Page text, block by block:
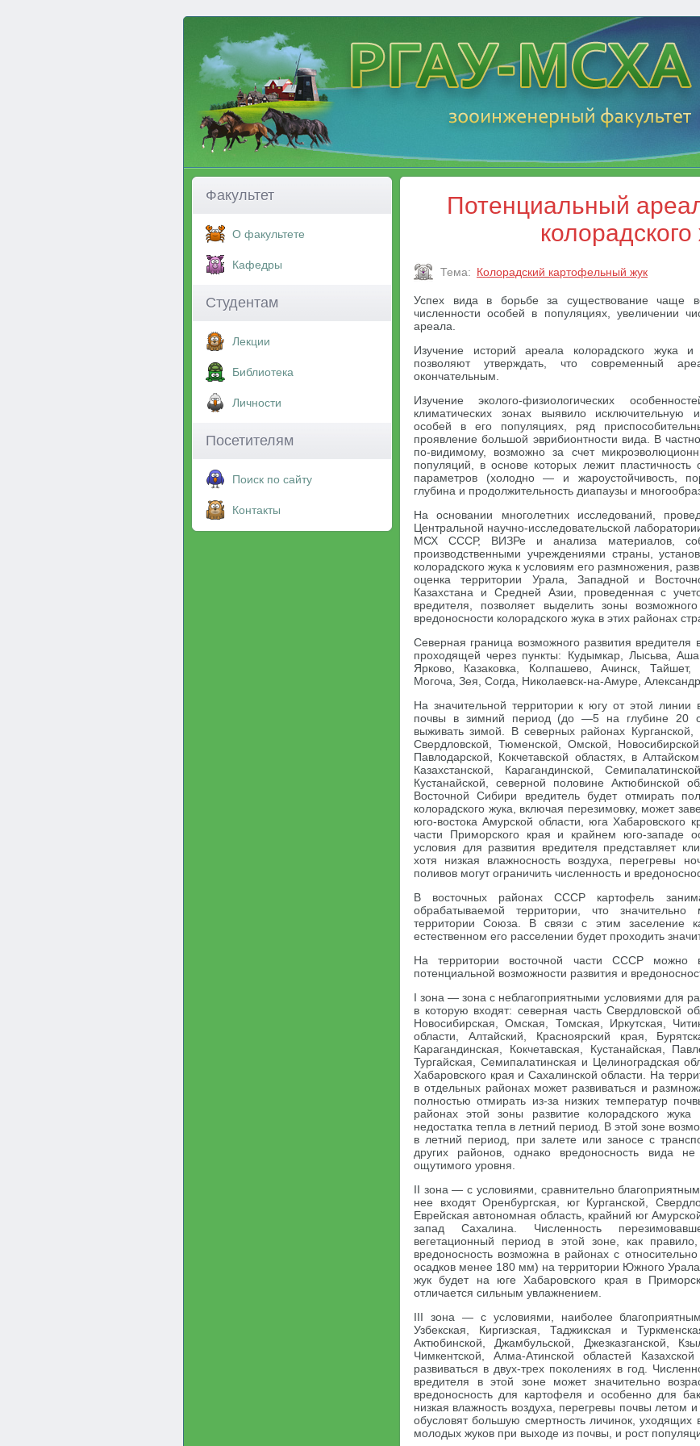
Факультет
О факультете
Кафедры
Студентам
Лекции
Библиотека
Личности
Посетителям
Поиск по сайту
Контакты
Потенциальный
Тема: Колорадский картофельный жук
Успех вида в борьбе за существование чаще
численности особей в популяциях, увеличении
ареала.
Изучение историй ареала колорадского жука
позволяют утверждать, что современный
окончательным.
Изучение эколого-физиологических
климатических зонах выявило исключительную
особей в его популяциях, ряд
проявление большой эврибионтности вида. В
по-видимому, возможно за счет
популяций, в основе которых лежит пластичность
параметров (холодно — и жароустойчивость,
глубина и продолжительность диапаузы и
На основании многолетних исследований,
Центральной научно-исследовательской
МСХ СССР, ВИЗРе и анализа материалов,
производственными учреждениями страны,
колорадского жука к условиям его размножения,
оценка территории Урала, Западной и
Казахстана и Средней Азии, проведенная с
вредителя, позволяет выделить зоны
вредоносности колорадского жука в этих районах
Северная граница возможного развития вредителя
проходящей через пункты: Кудымкар, Лысьва,
Ярково, Казаковка, Колпашево, Ачинск, Тайшет,
Могоча, Зея, Согда, Николаевск-на-Амуре,
На значительной территории к югу от этой
почвы в зимний период (до —5 на глубине 20
выживать зимой. В северных районах
Свердловской, Тюменской, Омской,
Павлодарской, Кокчетавской областях, в
Казахстанской, Карагандинской,
Кустанайской, северной половине Актюбинской
Восточной Сибири вредитель будет отмирать
колорадского жука, включая перезимовку, может
юго-востока Амурской области, юга
части Приморского края и крайнем юго-западе
условия для развития вредителя представляет
хотя низкая влажносность воздуха, перегревы
поливов могут ограничить численность и
В восточных районах СССР картофель
обрабатываемой территории, что
территории Союза. В связи с этим заселение
естественном его расселении будет проходить
На территории восточной части СССР можно
потенциальной возможности развития и
I зона — зона с неблагоприятными условиями для
в которую входят: северная часть Свердловской
Новосибирская, Омская, Томская, Иркутская,
области, Алтайский, Красноярский края,
Карагандинская, Кокчетавская, Кустанайская,
Тургайская, Семипалатинская и Целиноградская
Хабаровского края и Сахалинской области. На
в отдельных районах может развиваться и
полностью отмирать из-за низких температур
районах этой зоны развитие колорадского жука
недостатка тепла в летний период. В этой зоне
в летний период, при залете или заносе с
других районов, однако вредоносность вида не
ощутимого уровня.
II зона — с условиями, сравнительно
нее входят Оренбургская, юг Курганской,
Еврейская автономная область, крайний юг
запад Сахалина. Численность
вегетационный период в этой зоне, как
вредоносность возможна в районах с
осадков менее 180 мм) на территории Южного
жук будет на юге Хабаровского края в
отличается сильным увлажнением.
III зона — с условиями, наиболее
Узбекская, Киргизская, Таджикская и
Актюбинской, Джамбульской, Джезказганской,
Чимкентской, Алма-Атинской областей
развиваться в двух-трех поколениях в год.
вредителя в этой зоне может значительно
вредоносность для картофеля и особенно для
низкая влажность воздуха, перегревы почвы летом
обусловят большую смертность личинок, уходящих
молодых жуков при выходе из почвы, и рост